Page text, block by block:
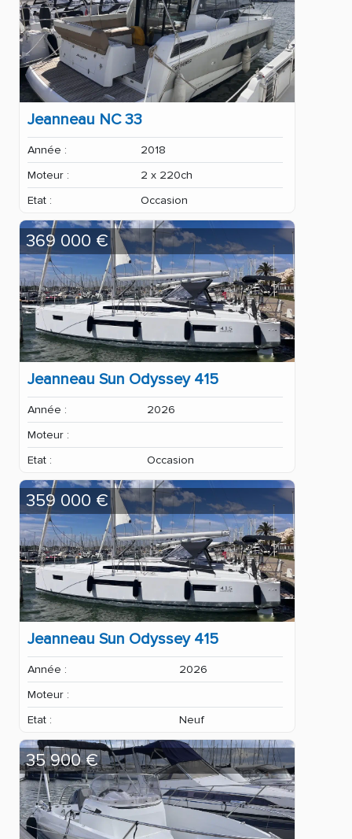
Jeanneau NC 33
Année :
2018
Moteur :
2 x 220ch
Etat :
Occasion
Jeanneau Sun Odyssey 415
Année :
2026
Moteur :
Etat :
Occasion
369 000 €
Jeanneau Sun Odyssey 415
Année :
2026
Moteur :
Etat :
Neuf
359 000 €
35 900 €